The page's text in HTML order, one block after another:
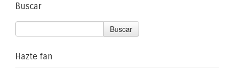
Buscar
Buscar
Hazte fan